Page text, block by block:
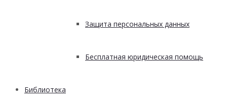
Защита персональных данных
Бесплатная юридическая помощь
Библиотека